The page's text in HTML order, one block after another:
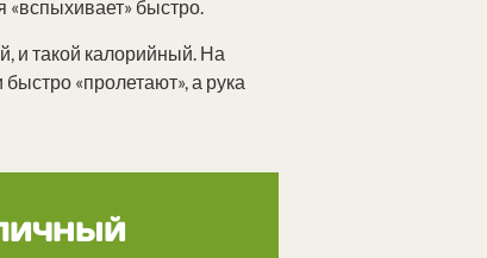
«вспыхивает» быстро.
и такой калорийный. На
«пролетают», а рука